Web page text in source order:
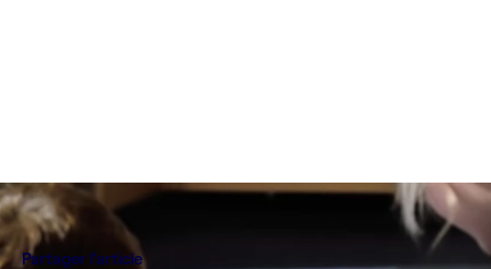
Partager l'article